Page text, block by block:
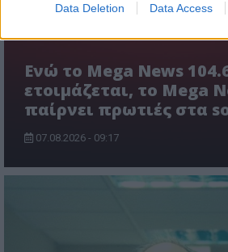
Data Deletion Data Access
Ενώ το Mega News
ετοιμάζεται, το Mega
παίρνει πρωτιές στα
07.08.2026 - 09:17